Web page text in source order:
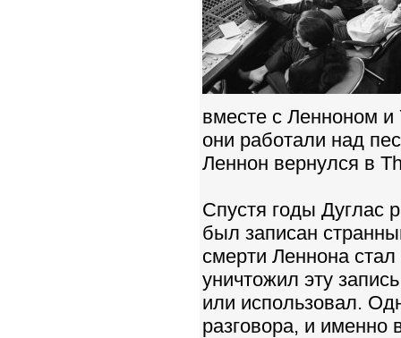
вместе с Ленноном и
они работали над
Леннон вернулся в
Спустя годы Дуглас
был записан
смерти Леннона
уничтожил эту
или использовал.
разговора, и именно